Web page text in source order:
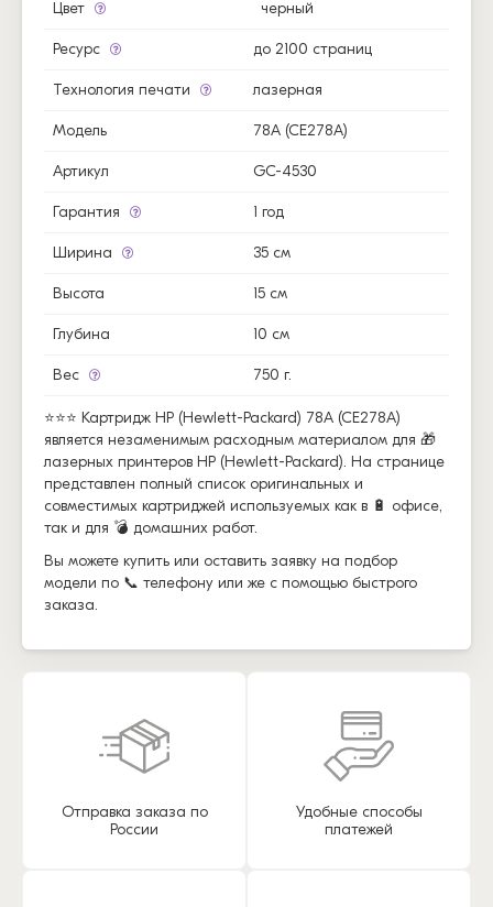
Цвет черный
Ресурс до 2100 страниц
Технология печати лазерная
Модель 78A (CE278A)
Артикул GC-4530
Гарантия 1 год
Ширина 35 см
Высота 15 см
Глубина 10 см
Вес 750 г.
⭐⭐⭐ Картридж HP (Hewlett-Packard) 78A (CE278A)
является незаменимым расходным материалом для 🎁
лазерных принтеров HP (Hewlett-Packard). На странице
представлен полный список оригинальных и
совместимых картриджей используемых как в 🔋 офисе,
так и для 💣 домашних работ.
Вы можете купить или оставить заявку на подбор
модели по 📞 телефону или же с помощью быстрого
заказа.
Отправка заказа по
России
Удобные способы
платежей